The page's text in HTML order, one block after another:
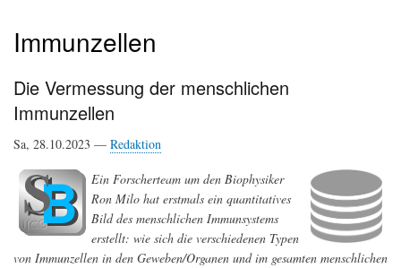
Immunzellen
Die Vermessung der menschlichen
Immunzellen
Sa, 28.10.2023 — Redaktion
Ein Forscherteam um den Biophysiker
Ron Milo hat erstmals ein quantitatives
Bild des menschlichen Immunsystems
erstellt: wie sich die verschiedenen Typen
von Immunzellen in den Geweben/Organen und im gesamten menschlichen